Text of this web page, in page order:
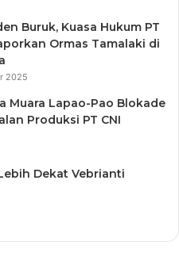
Buruk, Kuasa Hukum PT
Ormas Tamalaki di
2025
Muara Lapao-Pao Blokade
Produksi PT CNI
Dekat Vebrianti